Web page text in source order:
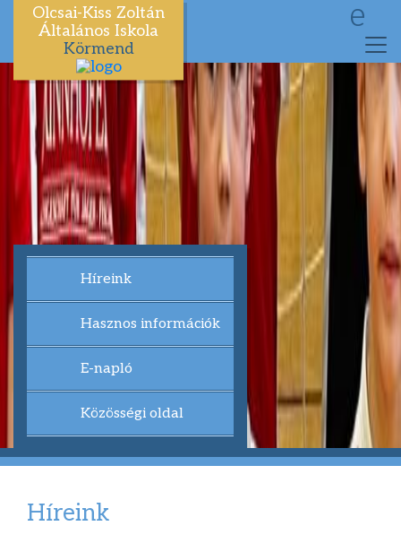
Olcsai-Kiss Zoltán
Általános Iskola
Körmend
e
Híreink
Hasznos információk
E-napló
Közösségi oldal
Híreink